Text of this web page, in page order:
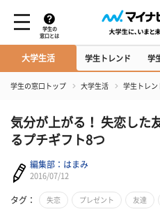
学生の
窓口とは
大学生活 学生トレンド 学
学生の窓口トップ 大学生活 学生トレン
気分が上がる！ 失恋した
るプチギフト8つ
編集部：はまみ
2016/07/12
タグ： 失恋 プレゼント 友達